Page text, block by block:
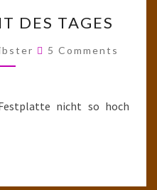
DES DES TAGES
Comments
5 Comments
nicht so hoch